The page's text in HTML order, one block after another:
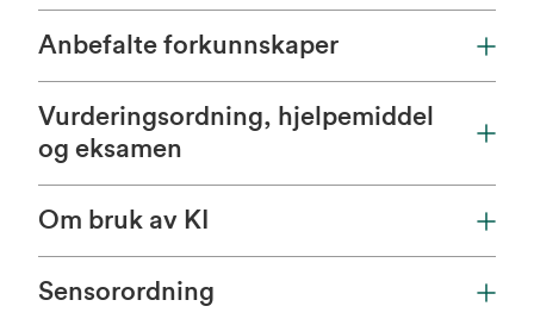
Anbefalte forkunnskaper
Vurderingsordning, hjelpemiddel
og eksamen
Om bruk av KI
Sensorordning